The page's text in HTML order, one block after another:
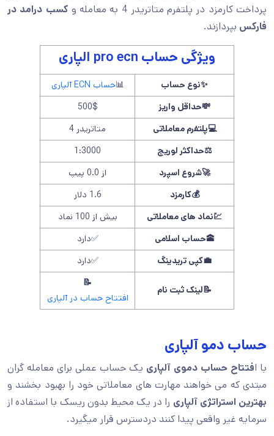
پرداخت کارمزد در پلتفرم متاتریدر 4 به معامله و
کسب درامد در
فارکس بپردازند.
ویژگی حساب pro ecn الپاری
✨نوع حساب 📊حساب ECN آلپاری
💸حداقل واریز
500$
💻پلتفرم معاملاتی
متاتریدر 4
⚖️حداکثر لوریج
1:3000
🚀شروع اسپرد
از 0.0 پیپ
💰کارمزد
1.6 دلار
💹نماد های معاملاتی
بیش از 100 نماد
🕋حساب اسلامی
✅دارد
💼کپی تریدینگ ✅دارد
📝لینک ثبت نام
📝
افتتاح حساب در آلپاری
حساب دمو آلپاری
با افتتاح حساب دموی آلپاری یک حساب عملی برای معامله گران
مبتدی که می خواهند مهارت های معاملاتی خود را بهبود بخشند و
بهترین استراتژی آلپاری را در یک محیط بدون ریسک با استفاده از
سرمایه غیر واقعی پیدا کنند دردسترس قرار میگیرد.